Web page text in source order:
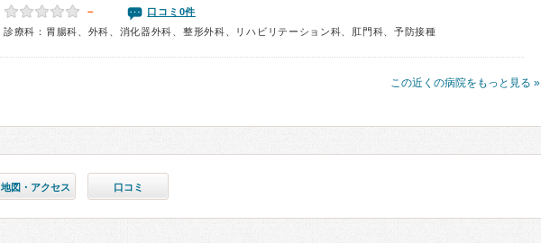
－
口コミ0件
診療科：胃腸科、外科、消化器外科、整形外科、リハビリテーション科、肛門科、予防接種
この近くの病院をもっと見る »
地図・アクセス 口コミ